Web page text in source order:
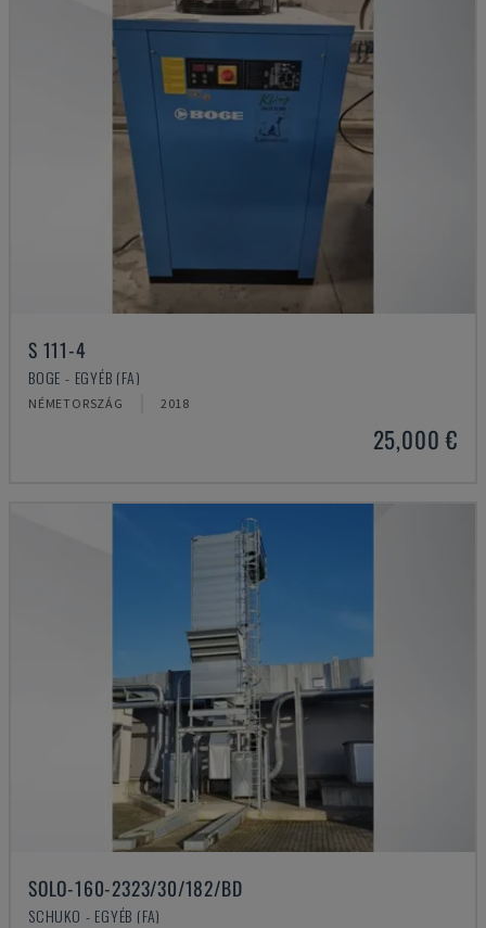
S 111-4
BOGE - EGYÉB (FA)
NÉMETORSZÁG 2018
25,000 €
SOLO-160-2323/30/182/BD
SCHUKO - EGYÉB (FA)